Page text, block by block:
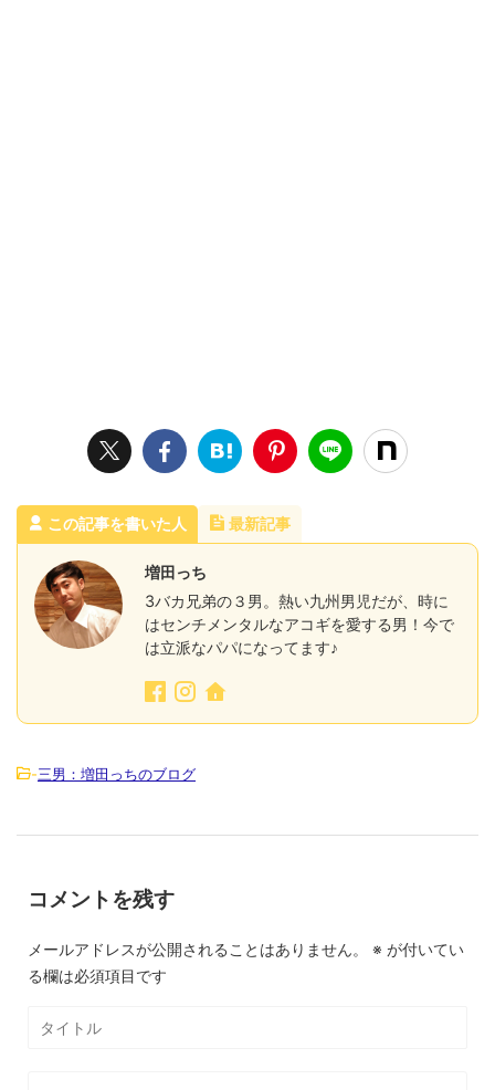
この記事を書いた人 最新記事
増田っち
3バカ兄弟の３男。熱い九州男児だが、時に
はセンチメンタルなアコギを愛する男！今で
は立派なパパになってます♪
-三男：増田っちのブログ
コメントを残す
メールアドレスが公開されることはありません。 ※ が付いてい
る欄は必須項目です